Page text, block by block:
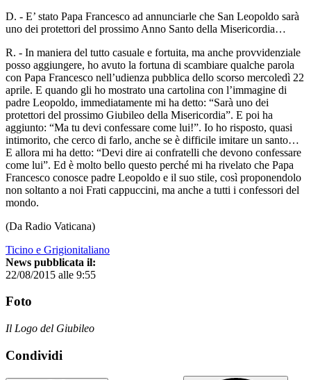
D. - E’ stato Papa Francesco ad annunciarle che San Leopoldo sarà
uno dei protettori del prossimo Anno Santo della Misericordia…
R. - In maniera del tutto casuale e fortuita, ma anche provvidenziale
posso aggiungere, ho avuto la fortuna di scambiare qualche parola
con Papa Francesco nell’udienza pubblica dello scorso mercoledì 22
aprile. E quando gli ho mostrato una cartolina con l’immagine di
padre Leopoldo, immediatamente mi ha detto: “Sarà uno dei
protettori del prossimo Giubileo della Misericordia”. E poi ha
aggiunto: “Ma tu devi confessare come lui!”. Io ho risposto, quasi
intimorito, che cerco di farlo, anche se è difficile imitare un santo…
E allora mi ha detto: “Devi dire ai confratelli che devono confessare
come lui”. Ed è molto bello questo perché mi ha rivelato che Papa
Francesco conosce padre Leopoldo e il suo stile, così proponendolo
non soltanto a noi Frati cappuccini, ma anche a tutti i confessori del
mondo.
(Da Radio Vaticana)
Ticino e Grigionitaliano
News pubblicata il:
22/08/2015 alle 9:55
Foto
Il Logo del Giubileo
Condividi